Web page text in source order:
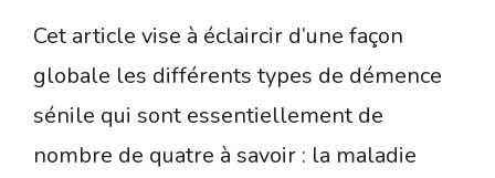
Cet article vise à éclaircir d’une façon
globale les différents types de démence
sénile qui sont essentiellement de
nombre de quatre à savoir : la maladie